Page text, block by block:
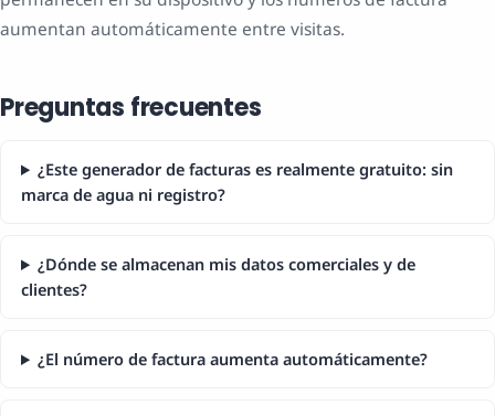
aumentan automáticamente entre visitas.
Preguntas frecuentes
¿Este generador de facturas es realmente gratuito: sin
marca de agua ni registro?
¿Dónde se almacenan mis datos comerciales y de
clientes?
¿El número de factura aumenta automáticamente?